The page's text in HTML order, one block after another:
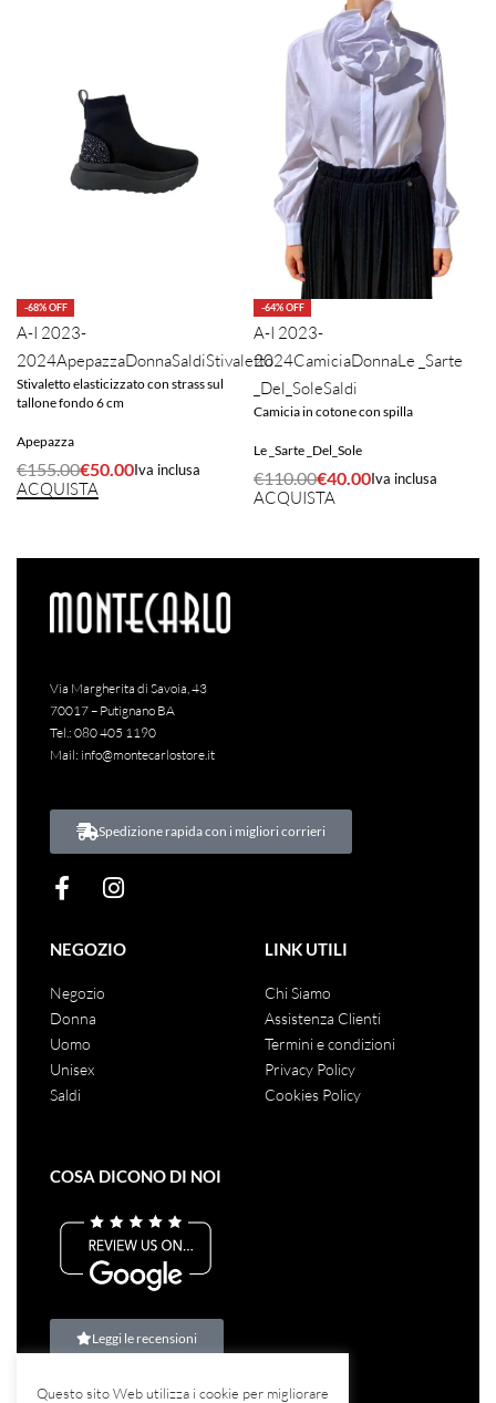
-68% OFF
A-I 2023-
2024ApepazzaDonnaSaldiStivaletto
Stivaletto elasticizzato con strass sul
tallone fondo 6 cm
Apepazza
€155.00€50.00Iva inclusa
ACQUISTA
-64% OFF
A-I 2023-
2024CamiciaDonnaLe _Sarte
_Del_SoleSaldi
Camicia in cotone con spilla
Le _Sarte _Del_Sole
€110.00€40.00Iva inclusa
ACQUISTA
Via Margherita di Savoia, 43
70017 – Putignano BA
Tel.: 080 405 1190
Mail: info@montecarlostore.it
Spedizione rapida con i migliori corrieri
NEGOZIO
Negozio
Donna
Uomo
Unisex
Saldi
LINK UTILI
Chi Siamo
Assistenza Clienti
Termini e condizioni
Privacy Policy
Cookies Policy
COSA DICONO DI NOI
Leggi le recensioni
Questo sito Web utilizza i cookie per migliorare